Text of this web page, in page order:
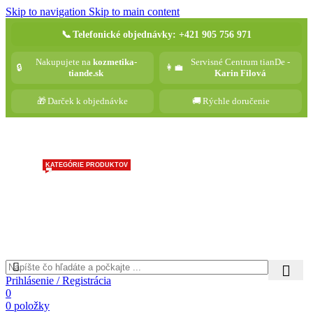
Skip to navigation Skip to main content
📞 Telefonické objednávky: +421 905 756 971
🔒
Nakupujete na kozmetika-
tiande.sk
👩‍💼
Servisné Centrum tianDe -
Karin Filová
🎁Darček k objednávke 🚚Rýchle doručenie
Prihlásenie / Registrácia
0
0 položky
KATEGÓRIE PRODUKTOV